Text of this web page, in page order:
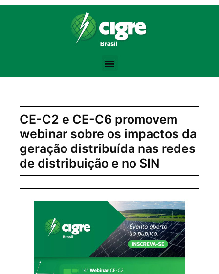
Bodybuilding Knowledge Base:
https://www.strongerbyscience.com/volume-
Steroid Abuse Review -https://jamanetwork.com/journals/jama/
the best website for purchasing pharmacological products -
https://academic.oup.com/jcem/article/
CE-C2 e CE-C6 promovem
webinar sobre os impactos da
geração distribuída nas redes
de distribuição e no SIN